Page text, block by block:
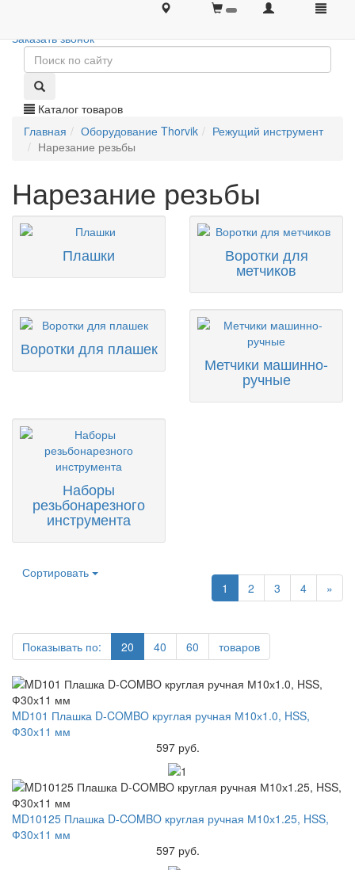
+7 (495) 646-08-66 +7 (495) 646-08-66
Заказать звонок
Каталог товаров
Главная
Оборудование Thorvik
Режущий инструмент
Нарезание резьбы
Нарезание резьбы
Плашки Воротки для
метчиков
Воротки для плашек
Метчики машинно-
ручные
Наборы
резьбонарезного
инструмента
Сортировать
1
2 3 4 »
Показывать по: 20 40 60 товаров
MD101 Плашка D-COMBO круглая ручная М10х1.0, HSS,
Ф30х11 мм
597 руб.
MD10125 Плашка D-COMBO круглая ручная М10х1.25, HSS,
Ф30х11 мм
597 руб.